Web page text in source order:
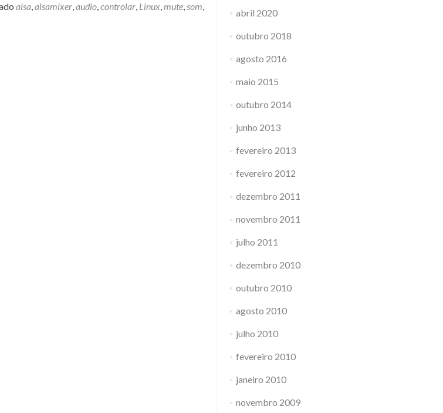
alsa,alsamixer,audio,controlar, Linux,mute,som,
abril 2020
outubro 2018
agosto 2016
maio 2015
outubro 2014
junho 2013
fevereiro 2013
fevereiro 2012
dezembro 2011
novembro 2011
julho 2011
dezembro 2010
outubro 2010
agosto 2010
julho 2010
fevereiro 2010
janeiro 2010
novembro 2009